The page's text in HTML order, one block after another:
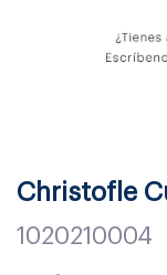
Christofle
1020210004